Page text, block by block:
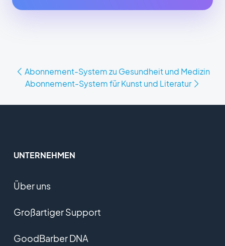
Abonnement-System zu Gesundheit und Medizin
Abonnement-System für Kunst und Literatur
UNTERNEHMEN
Über uns
Großartiger Support
GoodBarber DNA